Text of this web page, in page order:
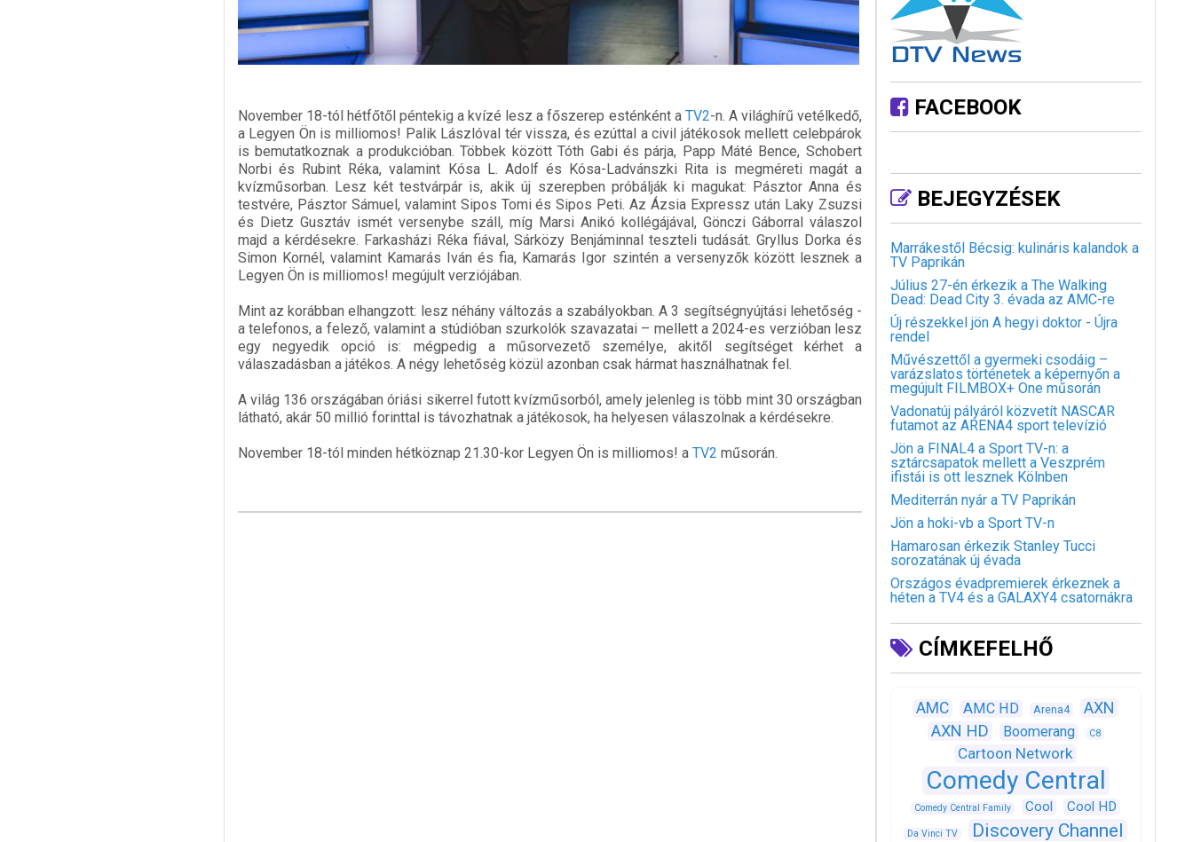
November 18-tól hétfőtől péntekig a kvízé lesz a főszerep esténként a TV2-n. A világhírű vetélkedő,
a Legyen Ön is milliomos! Palik Lászlóval tér vissza, és ezúttal a civil játékosok mellett celebpárok
is bemutatkoznak a produkcióban. Többek között Tóth Gabi és párja, Papp Máté Bence, Schobert
Norbi és Rubint Réka, valamint Kósa L. Adolf és Kósa-Ladvánszki Rita is megméreti magát a
kvízműsorban. Lesz két testvárpár is, akik új szerepben próbálják ki magukat: Pásztor Anna és
testvére, Pásztor Sámuel, valamint Sipos Tomi és Sipos Peti. Az Ázsia Expressz után Laky Zsuzsi
és Dietz Gusztáv ismét versenybe száll, míg Marsi Anikó kollégájával, Gönczi Gáborral válaszol
majd a kérdésekre. Farkasházi Réka fiával, Sárközy Benjáminnal teszteli tudását. Gryllus Dorka és
Simon Kornél, valamint Kamarás Iván és fia, Kamarás Igor szintén a versenyzők között lesznek a
Legyen Ön is milliomos! megújult verziójában.
Mint az korábban elhangzott: lesz néhány változás a szabályokban. A 3 segítségnyújtási lehetőség -
a telefonos, a felező, valamint a stúdióban szurkolók szavazatai – mellett a 2024-es verzióban lesz
egy negyedik opció is: mégpedig a műsorvezető személye, akitől segítséget kérhet a
válaszadásban a játékos. A négy lehetőség közül azonban csak hármat használhatnak fel.
A világ 136 országában óriási sikerrel futott kvízműsorból, amely jelenleg is több mint 30 országban
látható, akár 50 millió forinttal is távozhatnak a játékosok, ha helyesen válaszolnak a kérdésekre.
November 18-tól minden hétköznap 21.30-kor Legyen Ön is milliomos! a TV2 műsorán.
FACEBOOK
BEJEGYZÉSEK
Marrákestől Bécsig: kulináris kalandok a
TV Paprikán
Július 27-én érkezik a The Walking
Dead: Dead City 3. évada az AMC-re
Új részekkel jön A hegyi doktor - Újra
rendel
Művészettől a gyermeki csodáig –
varázslatos történetek a képernyőn a
megújult FILMBOX+ One műsorán
Vadonatúj pályáról közvetít NASCAR
futamot az ARENA4 sport televízió
Jön a FINAL4 a Sport TV-n: a
sztárcsapatok mellett a Veszprém
ifistái is ott lesznek Kölnben
Mediterrán nyár a TV Paprikán
Jön a hoki-vb a Sport TV-n
Hamarosan érkezik Stanley Tucci
sorozatának új évada
Országos évadpremierek érkeznek a
héten a TV4 és a GALAXY4 csatornákra
CÍMKEFELHŐ
AMC AMC HD Arena4
AXN
AXN HD
Boomerang C8
Cartoon Network
Comedy Central
Comedy Central Family Cool Cool HD
Da Vinci TV Discovery Channel